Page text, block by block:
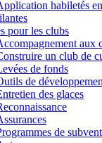
habiletés
pour les clubs
aux
un club de
de fonds
de
des glaces
de